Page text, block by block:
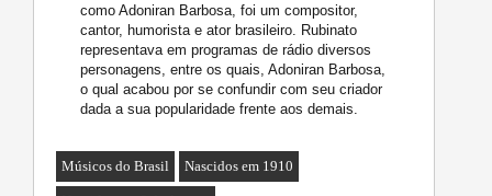
como Adoniran Barbosa, foi um compositor,
cantor, humorista e ator brasileiro. Rubinato
representava em programas de rádio diversos
personagens, entre os quais, Adoniran Barbosa,
o qual acabou por se confundir com seu criador
dada a sua popularidade frente aos demais.
Músicos do Brasil Nascidos em 1910